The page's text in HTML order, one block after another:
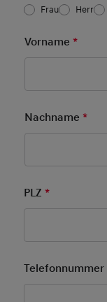
Frau/Herr *
Frau Herr
Vorname *
Nachname *
PLZ*
Telefonnummer